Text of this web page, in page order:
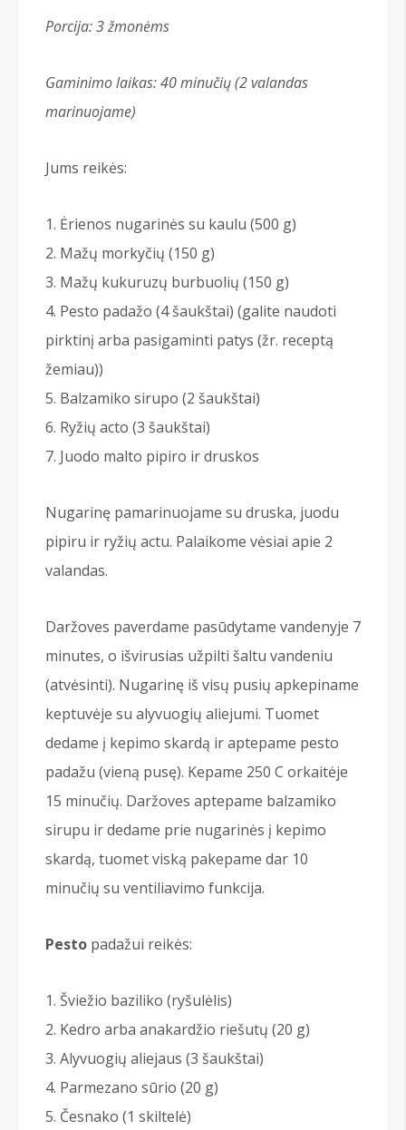
Porcija: 3žmonėms
Gaminimo laikas: 40 minučių (2 valandas
marinuojame)
Jums reikės:
Ėrienos nugarinės su kaulu (500 g)
Mažų morkyčių (150 g)
Mažų kukuruzų burbuolių (150 g)
Pesto padažo (4 šaukštai) (galite naudoti
pirktinį arba pasigaminti patys (žr. receptą
žemiau))
Balzamiko sirupo (2 šaukštai)
Ryžių acto (3 šaukštai)
Juodo malto pipiro ir druskos
Nugarinę pamarinuojame su druska, juodu
pipiru ir ryžių actu. Palaikome vėsiai apie 2
valandas.
Daržoves paverdame pasūdytame vandenyje 7
minutes, o išvirusias užpilti šaltu vandeniu
(atvėsinti). Nugarinę iš visų pusių apkepiname
keptuvėje su alyvuogių aliejumi. Tuomet
dedame į kepimo skardą ir aptepame pesto
padažu (vieną pusę). Kepame 250 C orkaitėje
15 minučių. Daržoves aptepame balzamiko
sirupu ir dedame prie nugarinės į kepimo
skardą, tuomet viską pakepame dar 10
minučių su ventiliavimo funkcija.
Pesto padažui reikės:
Šviežio baziliko (ryšulėlis)
Kedro arba anakardžio riešutų (20 g)
Alyvuogių aliejaus (3 šaukštai)
Parmezano sūrio (20 g)
Česnako (1 skiltelė)